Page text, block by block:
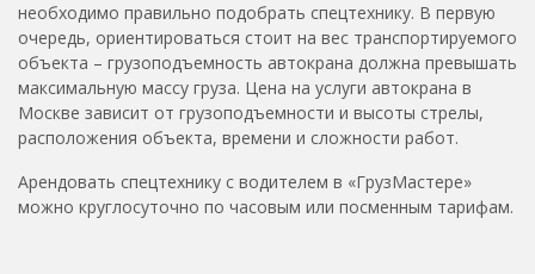
необходимо правильно подобрать спецтехнику. В первую
очередь, ориентироваться стоит на вес транспортируемого
объекта – грузоподъемность автокрана должна превышать
максимальную массу груза. Цена на услуги автокрана в
Москве зависит от грузоподъемности и высоты стрелы,
расположения объекта, времени и сложности работ.
Арендовать спецтехнику с водителем в «ГрузМастере»
можно круглосуточно по часовым или посменным тарифам.